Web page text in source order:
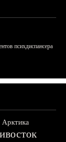
психдиспансера
Арктика